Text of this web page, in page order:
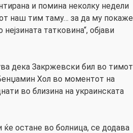
и помина неколку недели
наш тим таму… за да му покаже
татковина“, објави
дека Закржевски бил во тимот
Хол во моментот на
во близина на украинската
остане во болница, се додава